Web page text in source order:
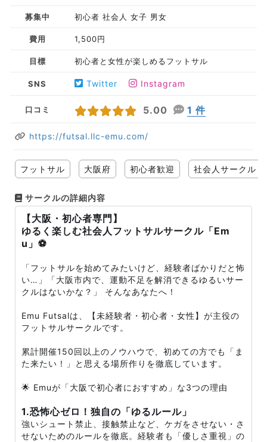
募集中 初心者 社会人 女子 男女
費用 1,500円
目標 初心者と女性が楽しめるフットサル
SNS Twitter Instagram
口コミ 5.00 1 件
https://futsal.llc-emu.com/
フットサル 大阪府 初心者歓迎 社会人サークル
サークルの詳細内容
【大阪・初心者専門】
ゆるく楽しむ社会人フットサルサークル「Em
u」⚽️
「フットサルを始めてみたいけど、経験者ばかりだと怖
い…」「大阪市内で、運動不足を解消できるゆるいサー
クルはないかな？」 そんなあなたへ！
Emu Futsalは、【未経験者・初心者・女性】が主役の
フットサルサークルです。
累計開催150回以上のノウハウで、初めての方でも「ま
た来たい！」と思える場所作りを徹底しています。
🌟 Emuが「大阪で初心者におすすめ」な3つの理由
1.恐怖心ゼロ！独自の「ゆるルール」
強いシュート禁止、接触禁止など、ケガをさせない・さ
せないためのルールを徹底。経験者も「優しさ重視」の